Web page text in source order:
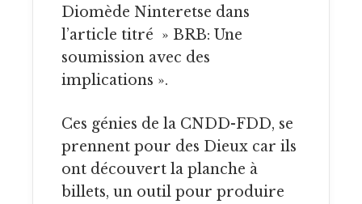
Diomède Ninteretse dans
l’article titré » BRB: Une
soumission avec des
implications ».
Ces génies de la CNDD-FDD, se
prennent pour des Dieux car ils
ont découvert la planche à
billets, un outil pour produire